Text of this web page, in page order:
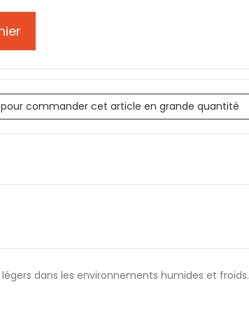
commander cet article en grande quantité
dans les environnements humides et froids.